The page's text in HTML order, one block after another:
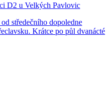
D2 u Velkých Pavlovic
středečního dopoledne
Krátce po půl dvanácté